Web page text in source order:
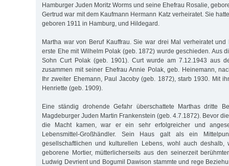
Hamburger Juden Moritz Worms und seine Ehefrau Rosalie,
Gertrud war mit dem Kaufmann Hermann Katz verheiratet. Sie
geboren 1911 in Hamburg, und Hildegard.
Martha war von Beruf Kauffrau. Sie war drei Mal verheiratet und
erste Ehe mit Wilhelm Polak (geb. 1872) wurde geschieden. Aus
Sohn Curt Polak (geb. 1901). Curt wurde am 7.12.1943 aus
zusammen mit seiner Ehefrau Annie Polak, geb. Heinemann,
Ihr zweiter Ehemann, Paul Jacoby (geb. 1872), starb 1930. Mit
Henriette (geb. 1909).
Eine ständig drohende Gefahr überschattete Marthas dritte
Magdeburger Juden Martin Frankenstein (geb. 4.7.1872). Bevor
die Macht kamen, war er ein sehr erfolgreicher und
Lebensmittel-Großhändler. Sein Haus galt als ein
gesellschaftlichen und kulturellen Lebens, wohl auch deshalb,
geborene Mortier, mütterlicherseits aus den seinerzeit
Ludwig Devrient und Bogumil Dawison stammte und rege